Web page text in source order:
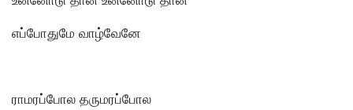
எப்போதுமே வாழ்வேனே
ராமரப்போல தருமரப்போல